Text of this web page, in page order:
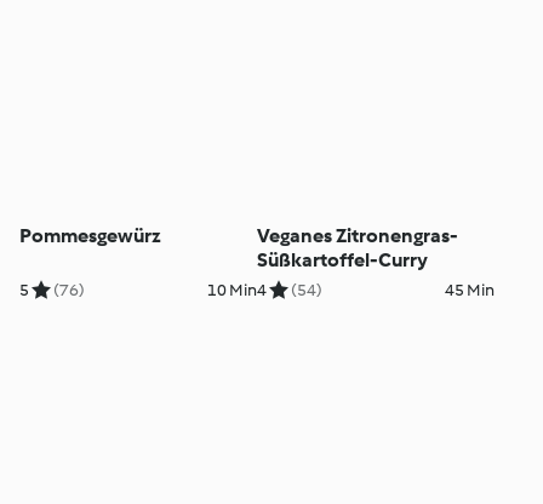
Pommesgewürz
5 (76) 10 Min
Veganes Zitronengras-
Süßkartoffel-Curry
4 (54) 45 Min